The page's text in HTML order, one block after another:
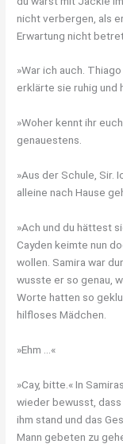
nicht verbergen, als
Erwartung nicht
»War ich auch.
erklärte sie ruhig und
»Woher kennt ihr
genauestens.
»Aus der Schule, Sir.
alleine nach Hause
»Ach und du hättest
Cayden keimte nun
wollen. Samira war
wusste er so genau,
Worte hatten so
hilfloses Mädchen.
»Ehm …«
»Cay, bitte.« In
wieder bewusst,
ihm stand und das
Mann gebeten zu